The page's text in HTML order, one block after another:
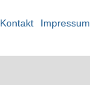
Kontakt Impressum